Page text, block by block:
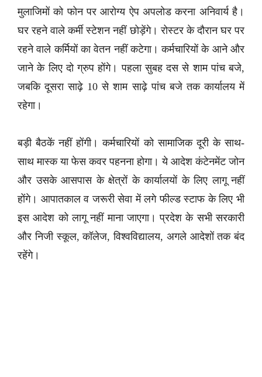
मुलाजिमों को फोन पर आरोग्य ऐप अपलोड करना अनिवार्य है।
घर रहने वाले कर्मी स्टेशन नहीं छोड़ेंगे। रोस्टर के दौरान घर पर
रहने वाले कर्मियों का वेतन नहीं कटेगा। कर्मचारियों के आने और
जाने के लिए दो ग्रुप होंगे। पहला सुबह दस से शाम पांच बजे,
जबकि दूसरा साढ़े 10 से शाम साढ़े पांच बजे तक कार्यालय में
रहेगा।
बड़ी बैठकें नहीं होंगी। कर्मचारियों को सामाजिक दूरी के साथ-
साथ मास्क या फेस कवर पहनना होगा। ये आदेश कंटेनमेंट जोन
और उसके आसपास के क्षेत्रों के कार्यालयों के लिए लागू नहीं
होंगे। आपातकाल व जरूरी सेवा में लगे फील्ड स्टाफ के लिए भी
इस आदेश को लागू नहीं माना जाएगा। प्रदेश के सभी सरकारी
और निजी स्कूल, कॉलेज, विश्वविद्यालय, अगले आदेशों तक बंद
रहेंगे।